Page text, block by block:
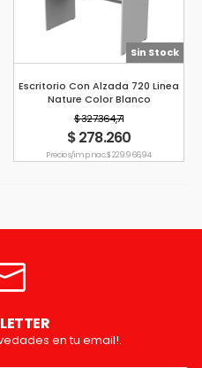
Sin Stock
Escritorio Con Alzada 720 Linea
Nature Color Blanco
$ 327.364,71
$ 278.260
Precio s/imp. nac. $ 229.966,94
en tu email!.